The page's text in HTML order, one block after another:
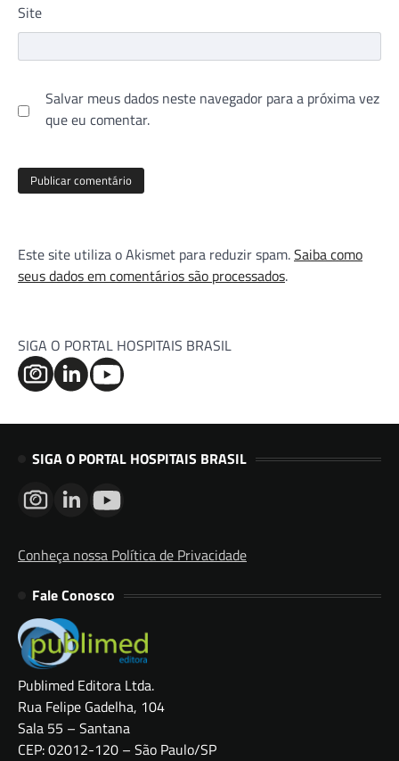
Site
Salvar meus dados neste navegador para a próxima vez
que eu comentar.
Este site utiliza o Akismet para reduzir spam.Saiba como
seus dados em comentários são processados.
SIGA O PORTAL HOSPITAIS BRASIL
SIGA O PORTAL HOSPITAIS BRASIL
Conheça nossa Política de Privacidade
Fale Conosco
Publimed Editora Ltda.
Rua Felipe Gadelha, 104
Sala 55 – Santana
CEP: 02012-120 – São Paulo/SP